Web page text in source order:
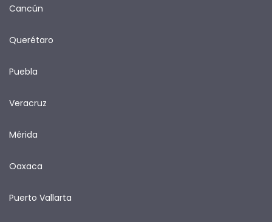
Cancún
Querétaro
Puebla
Veracruz
Mérida
Oaxaca
Puerto Vallarta